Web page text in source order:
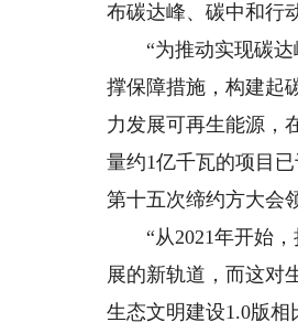
布碳达峰、碳中和行
“为推动实现碳达
撑保障措施，构建起
力发展可再生能源，
量约1亿千瓦的项目
第十五次缔约方大会
“从2021年开始，
展的新轨道，而这对
生态文明建设1.0版